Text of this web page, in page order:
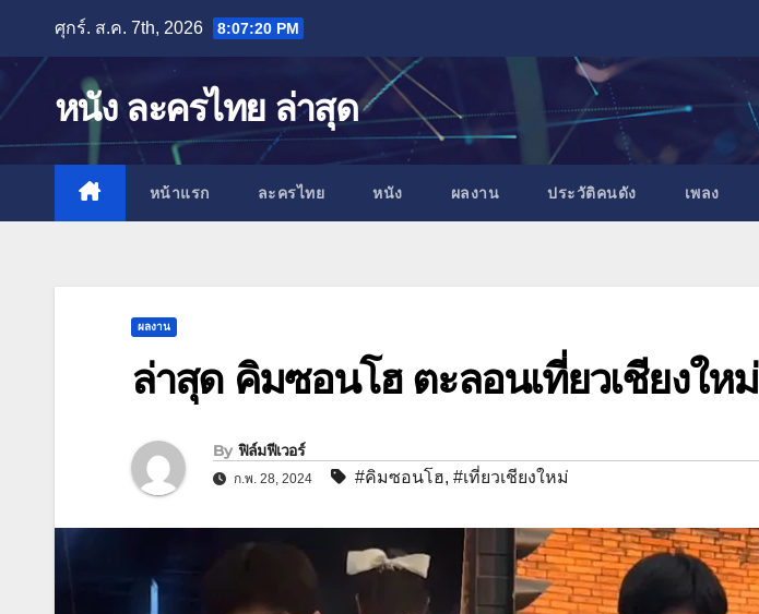
content
ศุกร์. ส.ค. 7th, 2026 8:07:22 PM
หนัง ละครไทย ล่าสุด
หน้าแรก ละครไทย หนัง ผลงาน ประวัติคนดัง เพลง
ผลงาน
ล่าสุด คิมซอนโฮ ตะลอนเที่ยวเชียงใหม่
By ฟิล์มฟีเวอร์
ก.พ. 28, 2024 #คิมซอนโฮ, #เที่ยวเชียงใหม่